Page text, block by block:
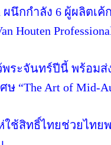
ผนึกกำลัง 6 ผู้ผลิตเ
Houten
พระจันทร์ปีนี้ พร้อม
“The Art of Mid-
ช้สิทธิ์ไทยช่วยไทยพ